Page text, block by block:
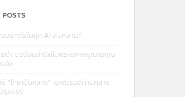
POSTS
อย่างไรในยุค AI ล้นหลาม?
เจ้า ขอน้อมสำนึกในพระมหากรุณาธิคุณ
ได้
“ไทยเป็นกลาง” เอาตัวรอดท่ามกลาง
รุนแรง